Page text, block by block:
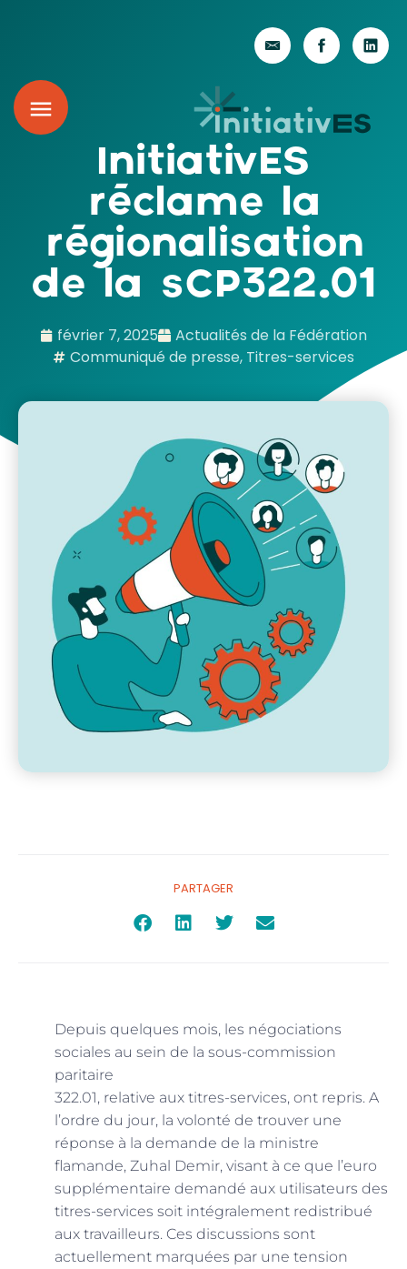
InitiativES
réclame la
régionalisation
de la sCP322.01
février 7, 2025
Actualités de la Fédération
Communiqué de presse, Titres-services
PARTAGER
Depuis quelques mois, les négociations
sociales au sein de la sous-commission
paritaire
322.01, relative aux titres-services, ont repris. A
l’ordre du jour, la volonté de trouver une
réponse à la demande de la ministre
flamande, Zuhal Demir, visant à ce que l’euro
supplémentaire demandé aux utilisateurs des
titres-services soit intégralement redistribué
aux travailleurs. Ces discussions sont
actuellement marquées par une tension